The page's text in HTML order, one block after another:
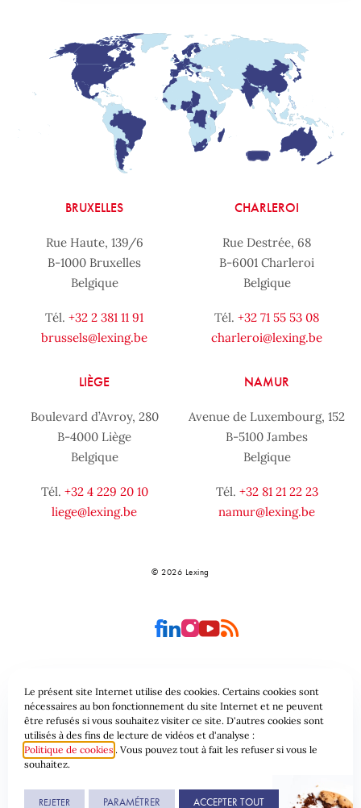
BRUXELLES
Rue Haute, 139/6
B-1000 Bruxelles
Belgique
Tél. +32 2 381 11 91
brussels@lexing.be
CHARLEROI
Rue Destrée, 68
B-6001 Charleroi
Belgique
Tél. +32 71 55 53 08
charleroi@lexing.be
LIÈGE
Boulevard d’Avroy, 280
B-4000 Liège
Belgique
Tél. +32 4 229 20 10
liege@lexing.be
NAMUR
Avenue de Luxembourg, 152
B-5100 Jambes
Belgique
Tél. +32 81 21 22 23
namur@lexing.be
© 2026 Lexing
Plan du site Conditions générales
Protection des données & Cookies
Une réalisation de
Le présent site Internet utilise des cookies. Certains cookies sont
nécessaires au bon fonctionnement du site Internet et ne peuvent
être refusés si vous souhaitez visiter ce site. D'autres cookies sont
utilisés à des fins de lecture de vidéos et d'analyse :
Politique de cookies . Vous pouvez tout à fait les refuser si vous le
souhaitez.
REJETER PARAMÉTRER ACCEPTER TOUT